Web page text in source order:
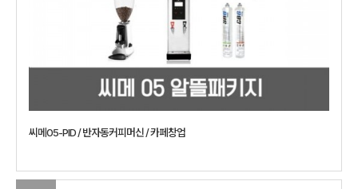
씨메05-PID / 반자동커피머신 / 카페창업